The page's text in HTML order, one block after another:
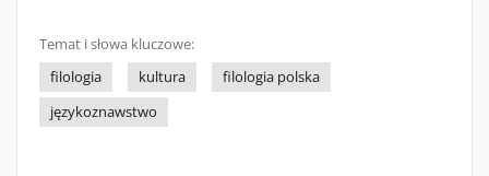
Temat i słowa kluczowe:
filologia
kultura
filologia polska
językoznawstwo